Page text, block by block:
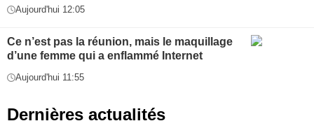
Aujourd'hui 12:05
Ce n’est pas la réunion, mais le maquillage
d’une femme qui a enflammé Internet
Aujourd'hui 11:55
Dernières actualités